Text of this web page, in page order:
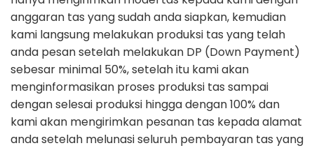
anggaran tas yang sudah anda siapkan, kemudian
kami langsung melakukan produksi tas yang telah
anda pesan setelah melakukan DP (Down Payment)
sebesar minimal 50%, setelah itu kami akan
menginformasikan proses produksi tas sampai
dengan selesai produksi hingga dengan 100% dan
kami akan mengirimkan pesanan tas kepada alamat
anda setelah melunasi seluruh pembayaran tas yang